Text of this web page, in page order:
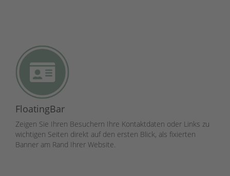
FloatingBar
Zeigen Sie Ihren Besuchern Ihre Kontaktdaten oder Links zu
wichtigen Seiten direkt auf den ersten Blick, als fixierten
Banner am Rand Ihrer Website.